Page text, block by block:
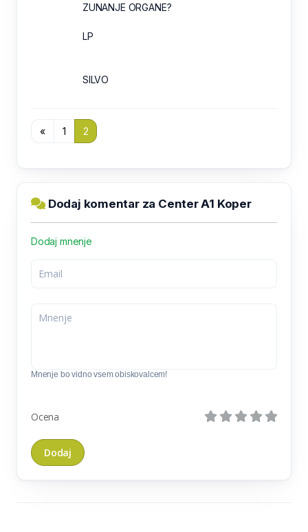
ZUNANJE ORGANE?
LP
SILVO
« 1 2
Dodaj komentar za Center A1 Koper
Dodaj mnenje
Mnenje bo vidno vsem obiskovalcem!
Ocena